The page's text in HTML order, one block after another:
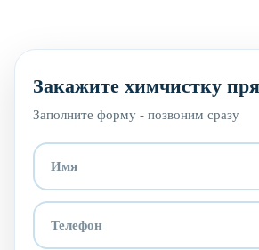
Закажите химчистку
Заполните форму - позвоним сразу